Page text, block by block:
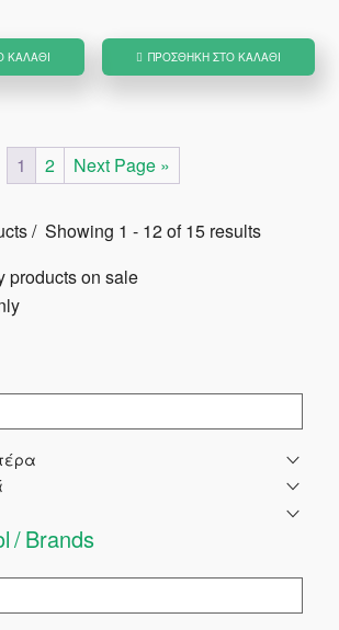
ΚΑΛΆΘΙ
€22.00.είναι:
€18.00.
ΠΡΟΣΘΉΚΗ ΣΤΟ ΚΑΛΆΘΙ
1 2 Next Page »
Showing 1 - 12 of 15 results
products on sale
Brands